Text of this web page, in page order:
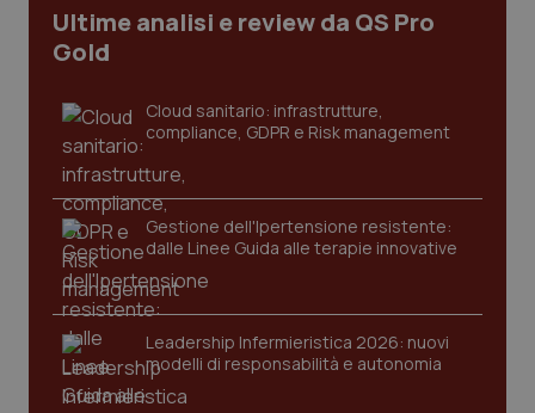
Vaccini
Ultime analisi e review da QS Pro
Gold
Cloud sanitario: infrastrutture,
compliance, GDPR e Risk management
Gestione dell'Ipertensione resistente:
dalle Linee Guida alle terapie innovative
Leadership Infermieristica 2026: nuovi
modelli di responsabilità e autonomia
I cookie necessari contribuiscono a rendere fruibile il
sito web abilitandone funzionalità di base quali la
protette del sito. Il sito web non è in grado di
funzionare correttamente senza questi cookie.
VISITOR_PRIVACY_METADATA
YouTube